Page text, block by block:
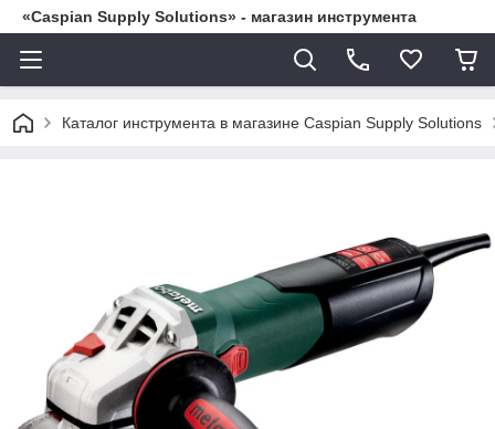
«Caspian Supply Solutions» - магазин инструмента
Каталог инструмента в магазине Caspian Supply Solutions